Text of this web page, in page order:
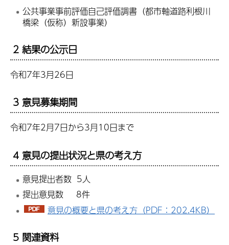
公共事業事前評価自己評価調書（都市軸道路利根川
橋梁（仮称）新設事業）
2 結果の公示日
令和7年3月26日
3 意見募集期間
令和7年2月7日から3月10日まで
4 意見の提出状況と県の考え方
意見提出者数 5人
提出意見数 8件
意見の概要と県の考え方（PDF：202.4KB）
5 関連資料